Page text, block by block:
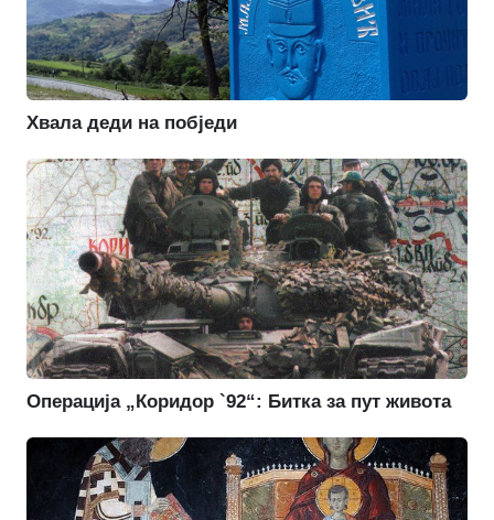
Хвала деди на побједи
Операција „Коридор `92“: Битка за пут живота